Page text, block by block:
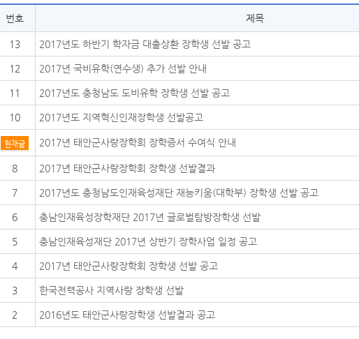
번호 제목
13 2017년도 하반기 학자금 대출상환 장학생 선발 공고
12 2017년 국비유학(연수생) 추가 선발 안내
11 2017년도 충청남도 도비유학 장학생 선발 공고
10 2017년도 지역혁신인재장학생 선발공고
현재글 2017년 태안군사랑장학회 장학증서 수여식 안내
8 2017년 태안군사랑장학회 장학생 선발결과
7 2017년도 충청남도인재육성재단 재능키움(대학부) 장학생 선발 공고
6 충남인재육성장학재단 2017년 글로벌탐방장학생 선발
5 충남인재육성재단 2017년 상반기 장학사업 일정 공고
4 2017년 태안군사랑장학회 장학생 선발 공고
3 한국전력공사 지역사랑 장학생 선발
2 2016년도 태안군사랑장학생 선발결과 공고